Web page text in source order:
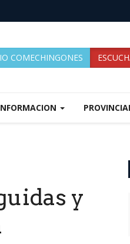
COMECHINGONES
y